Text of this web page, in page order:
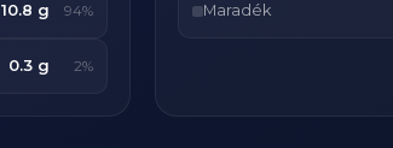
10.8 g 94%
0.3 g 2%
Maradék